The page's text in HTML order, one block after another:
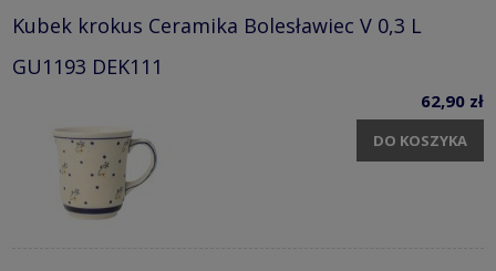
Kubek krokus Ceramika Bolesławiec V 0,3 L
GU1193 DEK111
62,90 zł
DO KOSZYKA